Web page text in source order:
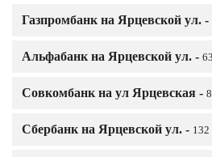
Газпромбанк на Ярцевской ул. -
Альфабанк на Ярцевской ул. -
Совкомбанк на ул Ярцевская -
Сбербанк на Ярцевской ул. - 132